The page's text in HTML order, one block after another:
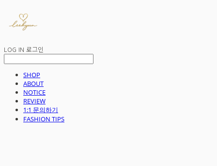
LOG IN 로그인
SHOP
ABOUT
NOTICE
REVIEW
1:1 문의하기
FASHION TIPS